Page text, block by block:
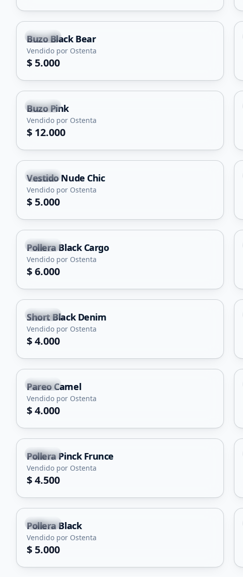
Merlo
Buzo Black Bear
Vendido por Ostenta
$ 5.000
Merlo
Buzo Pink
Vendido por Ostenta
$ 12.000
Merlo
Vestido Nude Chic
Vendido por Ostenta
$ 5.000
Merlo
Pollera Black Cargo
Vendido por Ostenta
$ 6.000
Merlo
Short Black Denim
Vendido por Ostenta
$ 4.000
Merlo
Pareo Camel
Vendido por Ostenta
$ 4.000
Merlo
Pollera Pinck Frunce
Vendido por Ostenta
$ 4.500
Merlo
Pollera Black
Vendido por Ostenta
$ 5.000